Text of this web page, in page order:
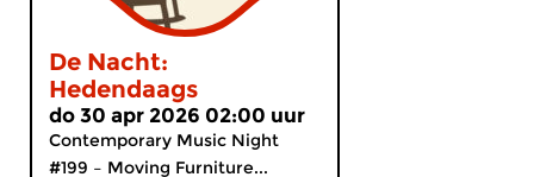
De Nacht:
Hedendaags
do 30 apr 2026 02:00 uur
Contemporary Music Night
#199 – Moving Furniture...